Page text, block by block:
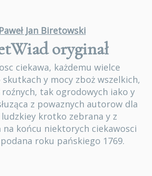
Paweł Jan Biretowski
oryginał
ciekawa, każdemu wielce
y mocy zboż wszelkich,
roźnych, tak ogrodowych iako y
z powaznych autorow dla
krotko zebrana y z
końcu niektorych ciekawosci
roku pańskiego 1769.